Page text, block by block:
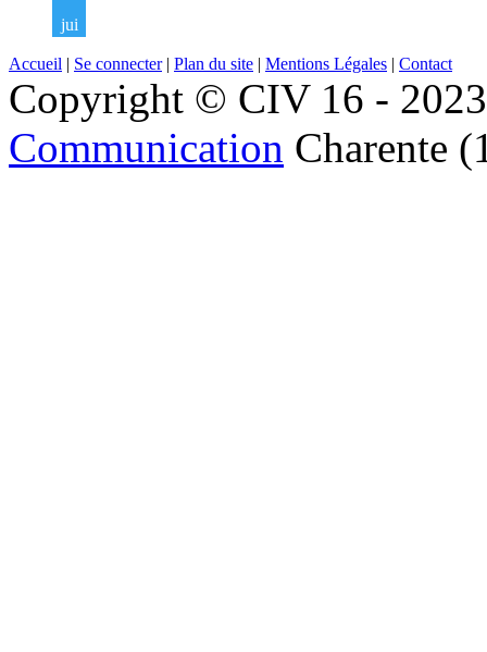
jui
Accueil | Se connecter| Plan du site | Mentions Légales | Contact
Copyright © CIV 16 -
Communication Charente